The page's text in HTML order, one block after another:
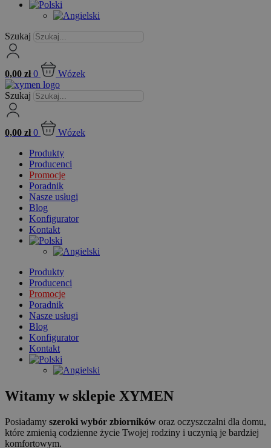
Szukaj
0,00 zł 0 Wózek
Szukaj
0,00 zł 0
Wózek
Produkty
Producenci
Promocje
Poradnik
Nasze usługi
Blog
Konfigurator
Kontakt
Produkty
Producenci
Promocje
Poradnik
Nasze usługi
Blog
Konfigurator
Kontakt
Witamy w sklepie XYMEN
Posiadamy szeroki wybór zbiorników oraz oczyszczalni dla domu,
które zmienią codzienne życie Twojej rodziny i uczynią je bardziej
komfortowym.